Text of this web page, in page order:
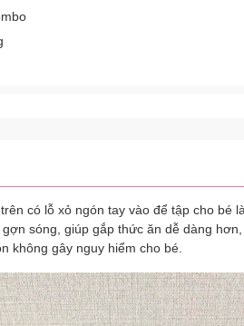
có lỗ xỏ ngón tay vào để tập cho bé
sóng, giúp gắp thức ăn dễ dàng
không gây nguy hiểm cho bé.